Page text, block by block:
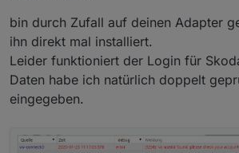
bin durch Zufall auf deinen Adapter
ihn direkt mal installiert.
Leider funktioniert der Login für
Daten habe ich natürlich doppelt
eingegeben.